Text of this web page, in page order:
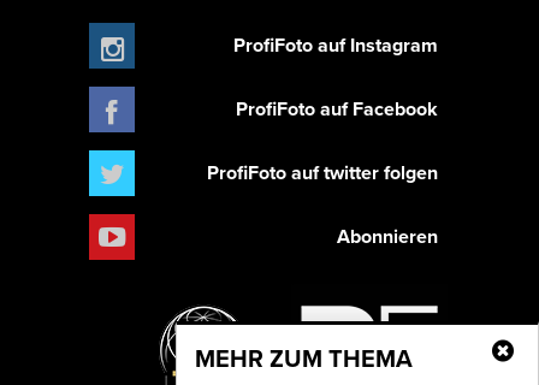
MEHR ZUM THEMA
ProfiFoto auf Instagram
ProfiFoto auf Facebook
ProfiFoto auf twitter folgen
Abonnieren